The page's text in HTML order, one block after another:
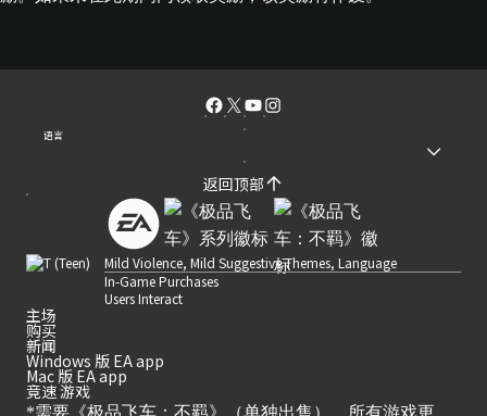
语言
返回顶部
Mild Violence, Mild Suggestive Themes, Language
In-Game Purchases
Users Interact
主场
购买
新闻
Windows 版 EA app
Mac 版 EA app
竞速 游戏
*需要《极品飞车：不羁》（单独出售）、所有游戏更